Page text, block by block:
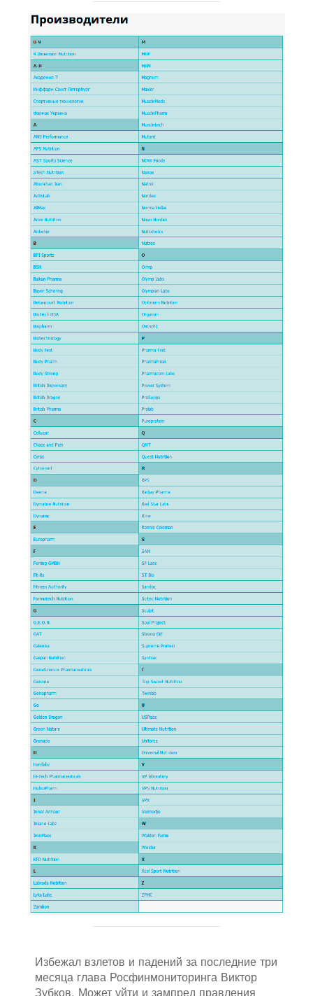
Избежал взлетов и падений за последние три
месяца глава Росфинмониторинга Виктор
Зубков. Может уйти и зампред правления